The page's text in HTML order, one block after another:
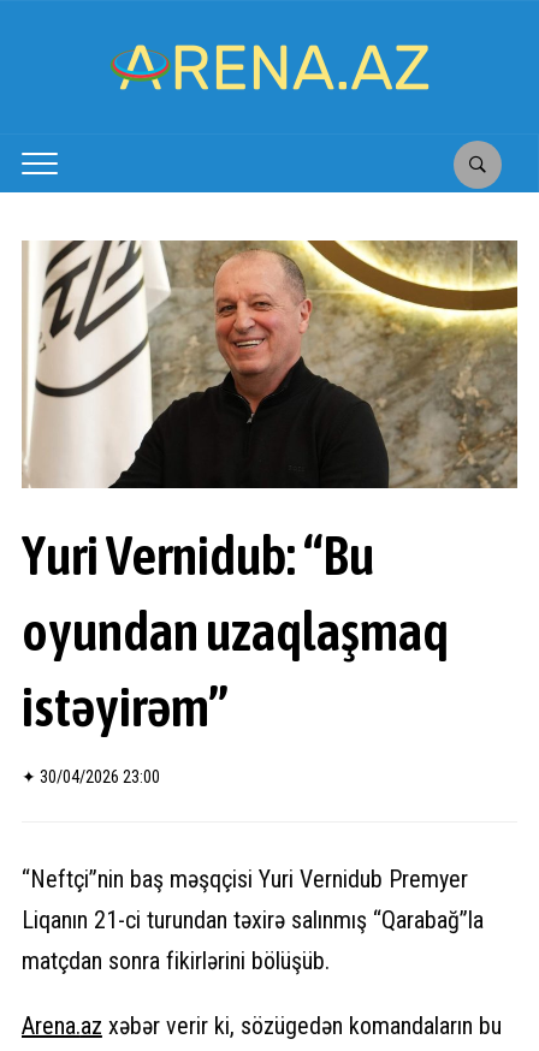
Yuri Vernidub: “Bu
oyundan uzaqlaşmaq
istəyirəm”
✦ 30/04/2026 23:00
“Neftçi”nin baş məşqçisi Yuri Vernidub Premyer
Liqanın 21-ci turundan təxirə salınmış “Qarabağ”la
matçdan sonra fikirlərini bölüşüb.
Arena.az xəbər verir ki, sözügedən komandaların bu